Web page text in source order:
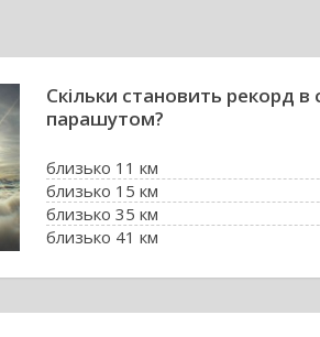
Скільки становить рекорд в
парашутом?
близько 11 км
близько 15 км
близько 35 км
близько 41 км